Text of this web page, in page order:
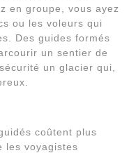
en groupe, vous ayez
ou les voleurs qui
Des guides formés
un sentier de
un glacier qui,
coûtent plus
les voyagistes